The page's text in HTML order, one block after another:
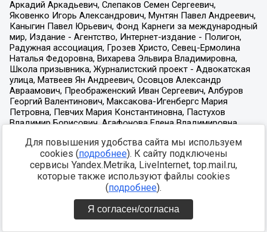
Для повышения удобства сайта мы используем
cookies (подробнее). К сайту подключены
сервисы Yandex.Metrika, LiveInternet, top.mail.ru,
которые также используют файлы cookies
(подробнее).
Я согласен/согласна